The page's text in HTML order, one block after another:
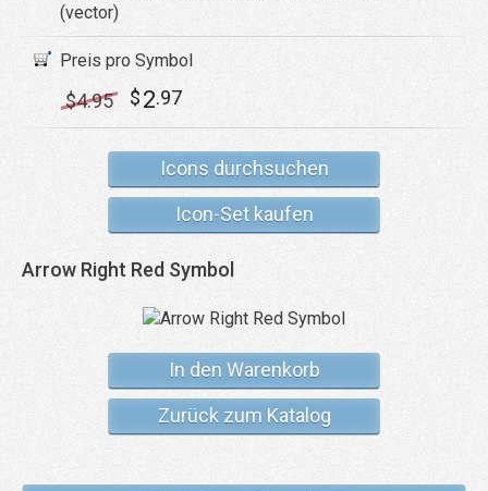
(vector)
Preis pro Symbol
$4.95 $2.97
Icons durchsuchen
Icon-Set kaufen
Arrow Right Red Symbol
In den Warenkorb
Zurück zum Katalog